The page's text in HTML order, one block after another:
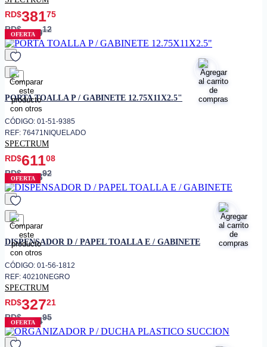
RD$38175
RD$44912
OFERTA
favorito
PORTA TOALLA P / GABINETE 12.75X11X2.5"
CÓDIGO: 01-51-9385
REF: 76471NIQUELADO
SPECTRUM
RD$61108
RD$71892
OFERTA
favorito
DISPENSADOR D / PAPEL TOALLA E / GABINETE
CÓDIGO: 01-56-1812
REF: 40210NEGRO
SPECTRUM
RD$32721
RD$38495
OFERTA